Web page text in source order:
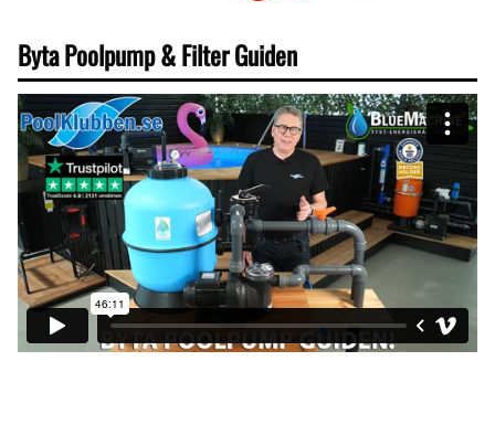
Byta Poolpump & Filter Guiden